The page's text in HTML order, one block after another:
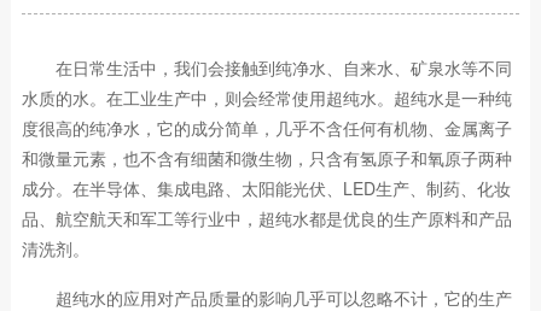
在日常生活中，我们会接触到纯净水、自来水、矿泉水等不同
水质的水。在工业生产中，则会经常使用超纯水。超纯水是一种纯
度很高的纯净水，它的成分简单，几乎不含任何有机物、金属离子
和微量元素，也不含有细菌和微生物，只含有氢原子和氧原子两种
成分。在半导体、集成电路、太阳能光伏、LED生产、制药、化妆
品、航空航天和军工等行业中，超纯水都是优良的生产原料和产品
清洗剂。
超纯水的应用对产品质量的影响几乎可以忽略不计，它的生产